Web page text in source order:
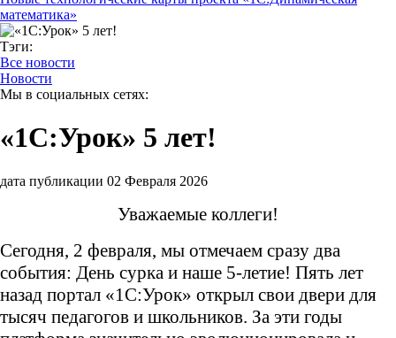
математика»
Тэги:
Все новости
Новости
Мы в социальных сетях:
«1С:Урок» 5 лет!
дата публикации 02 Февраля 2026
Уважаемые коллеги!
Сегодня, 2 февраля, мы отмечаем сразу два
события: День сурка и наше 5-летие! Пять лет
назад портал «1С:Урок» открыл свои двери для
тысяч педагогов и школьников. За эти годы